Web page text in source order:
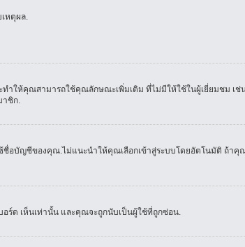
หตุผล.
ให้คุณสามารถใช้คุณลักษณะเพิ่มเติม ที่ไม่มีให้ใช้ในผู้เยี่ยมชม เช่
าชิก.
อบัญชีของคุณ.ไม่แนะนำให้คุณเลือกเข้าสู่ระบบโดยอัตโนมัติ ถ้าคุ
ร์ด เห็นเท่านั้น และคุณจะถูกนับเป็นผู้ใช้ที่ถูกซ่อน.